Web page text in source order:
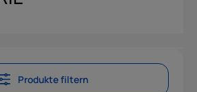
Produkte filtern